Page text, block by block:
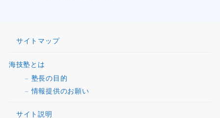
サイトマップ
海技塾とは
塾長の目的
情報提供のお願い
サイト説明